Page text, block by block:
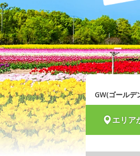
GW(ゴールデ
エリア